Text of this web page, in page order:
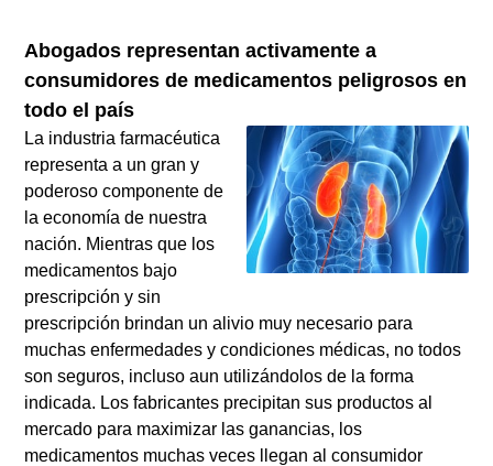
Abogados representan activamente a
consumidores de medicamentos peligrosos en
todo el país
La industria farmacéutica
representa a un gran y
poderoso componente de
la economía de nuestra
nación. Mientras que los
medicamentos bajo
prescripción y sin
prescripción brindan un alivio muy necesario para
muchas enfermedades y condiciones médicas, no todos
son seguros, incluso aun utilizándolos de la forma
indicada. Los fabricantes precipitan sus productos al
mercado para maximizar las ganancias, los
medicamentos muchas veces llegan al consumidor